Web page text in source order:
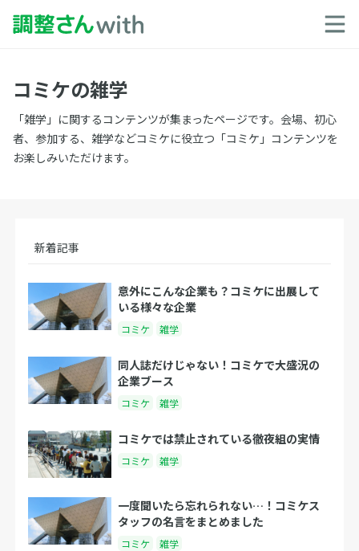
コミケの雑学
「雑学」に関するコンテンツが集まったページです。会場、初心
者、参加する、雑学などコミケに役立つ「コミケ」コンテンツを
お楽しみいただけます。
新着記事
意外にこんな企業も？コミケに出展して
いる様々な企業
コミケ 雑学
同人誌だけじゃない！コミケで大盛況の
企業ブース
コミケ 雑学
コミケでは禁止されている徹夜組の実情
コミケ 雑学
一度聞いたら忘れられない…！コミケス
タッフの名言をまとめました
コミケ 雑学